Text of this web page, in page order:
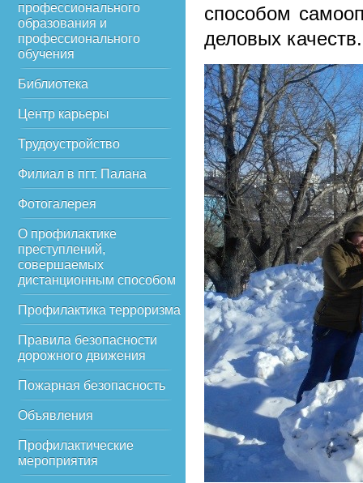
профессионального
образования и
профессионального
обучения
Библиотека
Центр карьеры
Трудоустройство
Филиал в пгт. Палана
Фотогалерея
О профилактике
преступлений,
совершаемых
дистанционным способом
Профилактика терроризма
Правила безопасности
дорожного движения
Пожарная безопасность
Объявления
Профилактические
мероприятия
способом
деловых качеств.